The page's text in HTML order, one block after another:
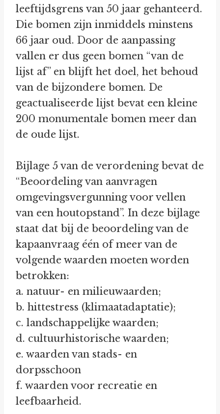
leeftijdsgrens van 50 jaar gehanteerd.
Die bomen zijn inmiddels minstens
66 jaar oud. Door de aanpassing
vallen er dus geen bomen “van de
lijst af” en blijft het doel, het behoud
van de bijzondere bomen. De
geactualiseerde lijst bevat een kleine
200 monumentale bomen meer dan
de oude lijst.
Bijlage 5 van de verordening bevat de
“Beoordeling van aanvragen
omgevingsvergunning voor vellen
van een houtopstand”. In deze bijlage
staat dat bij de beoordeling van de
kapaanvraag één of meer van de
volgende waarden moeten worden
betrokken:
a. natuur- en milieuwaarden;
b. hittestress (klimaatadaptatie);
c. landschappelijke waarden;
d. cultuurhistorische waarden;
e. waarden van stads- en
dorpsschoon
f. waarden voor recreatie en
leefbaarheid.